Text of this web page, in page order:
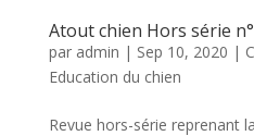
Atout chien Hors série
par admin | Sep 10, 2020 |
Education du chien
Revue hors-série reprenant